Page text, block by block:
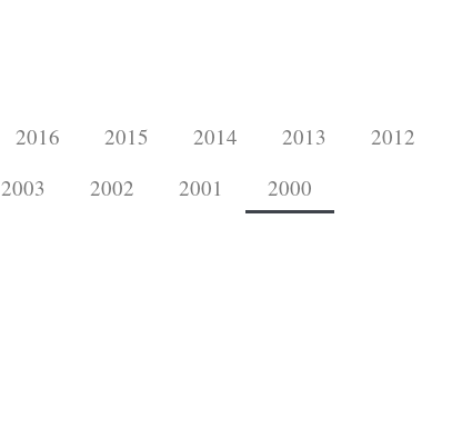
2016 2015 2014 2013
2012
2003 2002 2001 2000